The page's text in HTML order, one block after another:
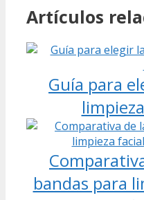
Artículos
Guía para
bandas para